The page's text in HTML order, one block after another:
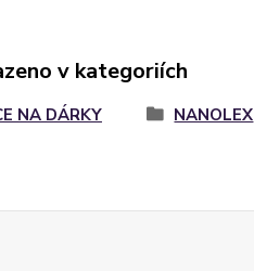
v kategoriích
NA DÁRKY NANOLEX